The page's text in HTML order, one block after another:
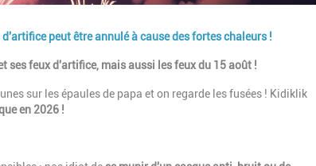
peut être annulé à cause des fortes chaleurs !
ses feux d'artifice, mais aussi les feux du 15 août !
sur les épaules de papa et on regarde les fusées ! Kidiklik
en 2026 !